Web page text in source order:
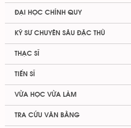
ĐẠI HỌC CHÍNH QUY
KỸ SƯ CHUYÊN SÂU ĐẶC THÙ
THẠC SĨ
TIẾN SĨ
VỪA HỌC VỪA LÀM
TRA CỨU VĂN BẰNG